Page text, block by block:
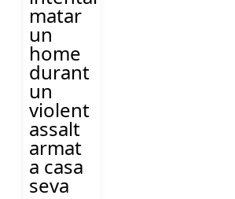
matar
un
home
durant
un
violent
assalt
armat
a casa
seva